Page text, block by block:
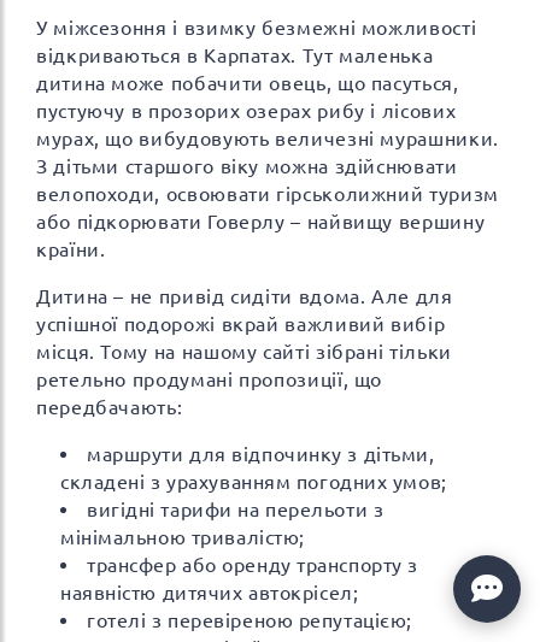
У міжсезоння і взимку безмежні можливості
відкриваються в Карпатах. Тут маленька
дитина може побачити овець, що пасуться,
пустуючу в прозорих озерах рибу і лісових
мурах, що вибудовують величезні мурашники.
З дітьми старшого віку можна здійснювати
велопоходи, освоювати гірськолижний туризм
або підкорювати Говерлу – найвищу вершину
країни.
Дитина – не привід сидіти вдома. Але для
успішної подорожі вкрай важливий вибір
місця. Тому на нашому сайті зібрані тільки
ретельно продумані пропозиції, що
передбачають:
маршрути для відпочинку з дітьми,
складені з урахуванням погодних умов;
вигідні тарифи на перельоти з
мінімальною тривалістю;
трансфер або оренду транспорту з
наявністю дитячих автокрісел;
готелі з перевіреною репутацією;